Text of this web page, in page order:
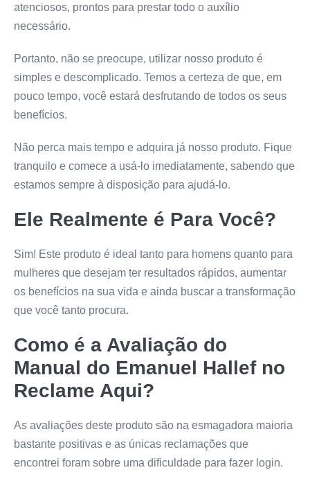
atenciosos, prontos para prestar todo o auxílio
necessário.
Portanto, não se preocupe, utilizar nosso produto é
simples e descomplicado. Temos a certeza de que, em
pouco tempo, você estará desfrutando de todos os seus
benefícios.
Não perca mais tempo e adquira já nosso produto. Fique
tranquilo e comece a usá-lo imediatamente, sabendo que
estamos sempre à disposição para ajudá-lo.
Ele Realmente é Para Você?
Sim! Este produto é ideal tanto para homens quanto para
mulheres que desejam ter resultados rápidos, aumentar
os benefícios na sua vida e ainda buscar a transformação
que você tanto procura.
Como é a Avaliação do
Manual do Emanuel Hallefno
Reclame Aqui?
As avaliações deste produto são na esmagadora maioria
bastante positivas e as únicas reclamações que
encontrei foram sobre uma dificuldade para fazer login.